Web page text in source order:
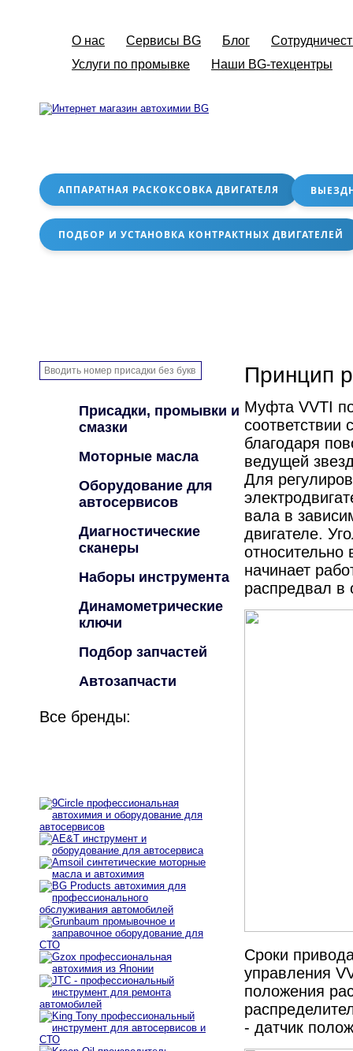
О нас Сервисы BG Блог
Услуги по промывке
Наши BG-техцентры
АППАРАТНАЯ РАСКОКСОВКА ДВИГАТЕЛЯ
ПОДБОР И УСТАНОВКА КОНТРАКТНЫХ ДВИГАТЕЛЕЙ
Принцип
Муфта VVTI
соответствии
благодаря
ведущей
Для
вала в
двигателе.
относительно
начинает
распредвал в
Сроки
управления
положения
- датчик
Присадки, промывки и
смазки
Моторные масла
Оборудование для
автосервисов
Диагностические
сканеры
Наборы инструмента
Динамометрические
ключи
Подбор запчастей
Автозапчасти
Все бренды: